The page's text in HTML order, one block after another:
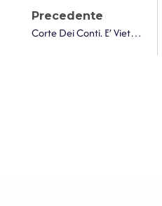
Precedente
Corte Dei Conti. E’ Vietato Che Il Comune Provveda Alle Spese Di Manutenzione Straordinaria Della Caserma Dei Carabinieri